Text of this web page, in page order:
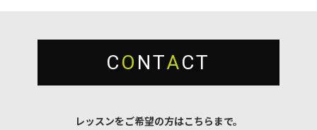
CO NTACT
レッスンをご希望の方はこちらまで。